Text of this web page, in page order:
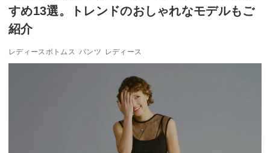
すめ13選。トレンドのおしゃれなモデルもご
紹介
レディースボトムス パンツ レディース